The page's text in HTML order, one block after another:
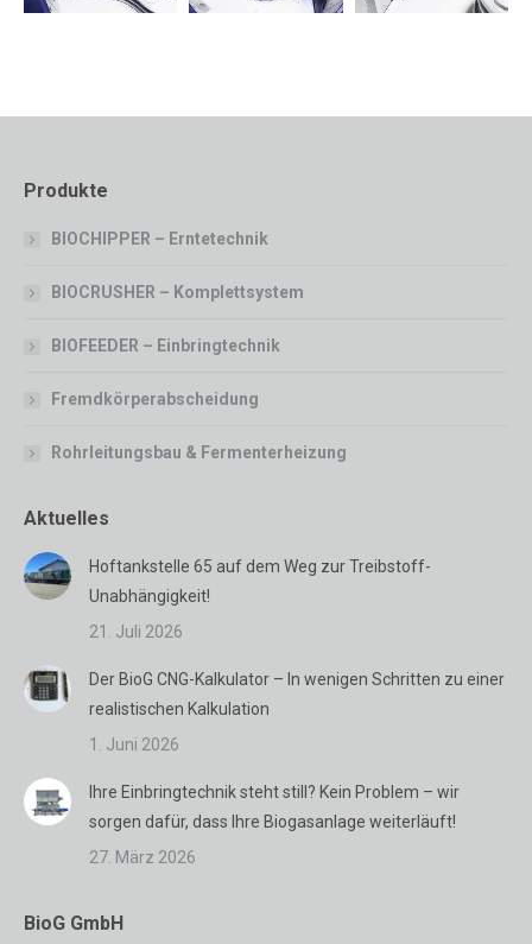
Produkte
BIOCHIPPER – Erntetechnik
BIOCRUSHER – Komplettsystem
BIOFEEDER – Einbringtechnik
Fremdkörperabscheidung
Rohrleitungsbau & Fermenterheizung
Aktuelles
Hoftankstelle 65 auf dem Weg zur Treibstoff-
Unabhängigkeit!
21. Juli 2026
Der BioG CNG-Kalkulator – In wenigen Schritten zu einer
realistischen Kalkulation
1. Juni 2026
Ihre Einbringtechnik steht still? Kein Problem – wir
sorgen dafür, dass Ihre Biogasanlage weiterläuft!
27. März 2026
BioG GmbH